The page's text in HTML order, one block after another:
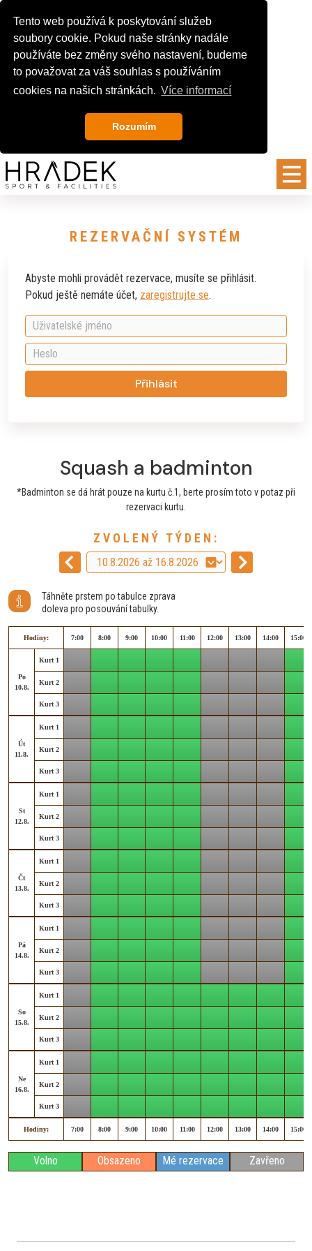
Tento web používá k poskytování služeb
soubory cookie. Pokud naše stránky nadále
používáte bez změny svého nastavení, budeme
to považovat za váš souhlas s používáním
cookies na našich stránkách. Více informací
Rozumím
REZERVAČNÍ SYSTÉM
Abyste mohli provádět rezervace, musíte se přihlásit.
Pokud ještě nemáte účet, zaregistrujte se.
Přihlásit
Squash a badminton
*Badminton se dá hrát pouze na kurtu č.1, berte prosím toto v potaz při
rezervaci kurtu.
ZVOLENÝ TÝDEN:
Táhněte prstem po tabulce zprava
doleva pro posouvání tabulky.
Hodiny: 7:00 8:00 9:00 10:00 11:00 12:00 13:00 14:00 15:00
Po
10.8.
Kurt 1
Kurt 2
Kurt 3
Út
11.8.
Kurt 1
Kurt 2
Kurt 3
St
12.8.
Kurt 1
Kurt 2
Kurt 3
Čt
13.8.
Kurt 1
Kurt 2
Kurt 3
Pá
14.8.
Kurt 1
Kurt 2
Kurt 3
So
15.8.
Kurt 1
Kurt 2
Kurt 3
Ne
16.8.
Kurt 1
Kurt 2
Kurt 3
Hodiny: 7:00 8:00 9:00 10:00 11:00 12:00 13:00 14:00 15:00
Volno Obsazeno Mé rezervace Zavřeno